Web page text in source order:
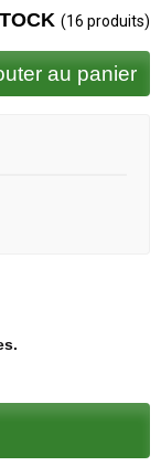
(16 produits)
au panier